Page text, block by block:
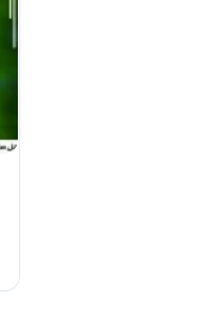
استمتع